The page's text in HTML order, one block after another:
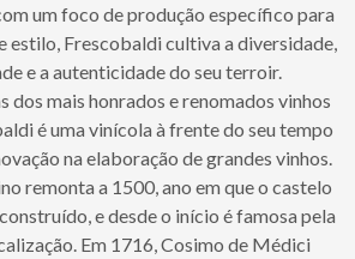
um foco de produção específico para
estilo, Frescobaldi cultiva a diversidade,
e a autenticidade do seu terroir.
dos mais honrados e renomados vinhos
é uma vinícola à frente do seu tempo
na elaboração de grandes vinhos.
remonta a 1500, ano em que o castelo
e desde o início é famosa pela
Em 1716, Cosimo de Médici